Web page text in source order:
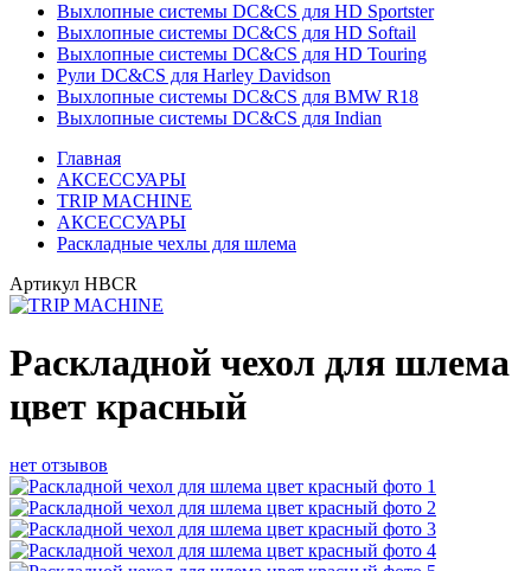
Выхлопные системы DC&CS для HD Sportster
Выхлопные системы DC&CS для HD Softail
Выхлопные системы DC&CS для HD Touring
Рули DC&CS для Harley Davidson
Выхлопные системы DC&CS для BMW R18
Выхлопные системы DC&CS для Indian
Главная
АКСЕССУАРЫ
TRIP MACHINE
АКСЕССУАРЫ
Раскладные чехлы для шлема
Артикул HBCR
Раскладной чехол для шлема
цвет красный
нет отзывов